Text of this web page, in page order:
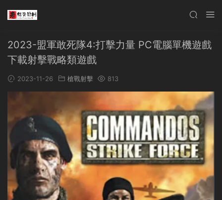
2023-盟軍敢死隊4:打擊力量 PC電腦單機遊戲
下載射擊戰略類遊戲
2023-11-26 槍戰射擊 813